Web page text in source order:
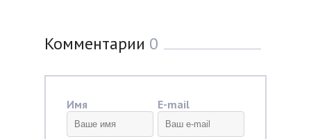
Комментарии 0
Имя E-mail